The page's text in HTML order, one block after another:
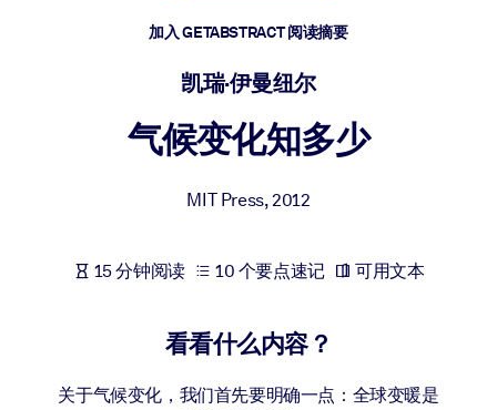
将简短且经过验证的知识引入您的 LMS/LXP，以获得更强的学习效
面向企业图书馆
面向人工智能系统
结果。
加入 GETABSTRACT 阅读摘要
凯瑞·伊曼纽尔
气候变化知多少
MIT Press,2012
15 分钟阅读 10 个要点速记 可用文本
看看什么内容？
关于气候变化，我们首先要明确一点：全球变暖是